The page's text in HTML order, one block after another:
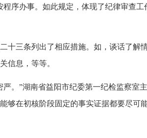
序办事。如此规定，体现了纪律审查
三条列出了相应措施。如，谈话了解
信息，等等。
。”湖南省益阳市纪委第一纪检监察室
够在初核阶段固定的事实证据都要尽可